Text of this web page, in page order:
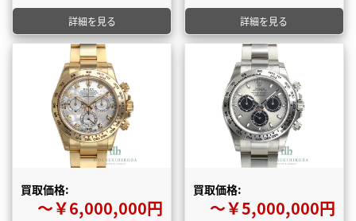
詳細を見る 詳細を見る
買取価格:
〜￥6,000,000円
買取価格:
〜￥5,000,000円